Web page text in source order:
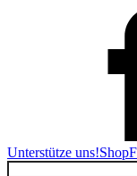
Unterstütze uns!Shop
Suchen